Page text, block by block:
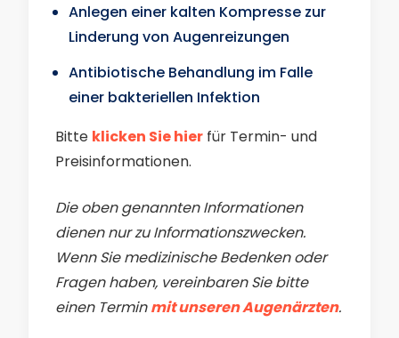
Anlegen einer kalten Kompresse zur
Linderung von Augenreizungen
Antibiotische Behandlung im Falle
einer bakteriellen Infektion
Bitte klicken Sie hier für Termin- und
Preisinformationen.
Die oben genannten Informationen
dienen nur zu Informationszwecken.
Wenn Sie medizinische Bedenken oder
Fragen haben, vereinbaren Sie bitte
einen Terminmit unseren Augenärzten.